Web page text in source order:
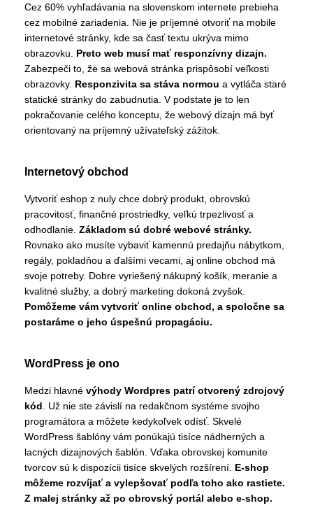
Cez 60% vyhľadávania na slovenskom internete prebieha
cez mobilné zariadenia. Nie je príjemné otvoriť na mobile
internetové stránky, kde sa časť textu ukrýva mimo
obrazovku. Preto web musí mať responzívny dizajn.
Zabezpeči to, že sa webová stránka prispôsobí veľkosti
obrazovky. Responzivita sa stáva normou a vytláča staré
statické stránky do zabudnutia. V podstate je to len
pokračovanie celého konceptu, že webový dizajn má byť
orientovaný na príjemný užívateľský zážitok.
Internetový obchod
Vytvoriť eshop z nuly chce dobrý produkt, obrovskú
pracovitosť, finančné prostriedky, veľkú trpezlivosť a
odhodlanie. Základom sú dobré webové stránky.
Rovnako ako musíte vybaviť kamennú predajňu nábytkom,
regály, pokladňou a ďalšími vecami, aj online obchod má
svoje potreby. Dobre vyriešený nákupný košík, meranie a
kvalitné služby, a dobrý marketing dokoná zvyšok.
Pomôžeme vám vytvoriť online obchod, a spoločne sa
postaráme o jeho úspešnú propagáciu.
WordPress je ono
Medzi hlavné výhody Wordpres patrí otvorený zdrojový
kód . Už nie ste závislí na redakčnom systéme svojho
programátora a môžete kedykoľvek odísť. Skvelé
WordPress šablóny vám ponúkajú tisíce nádherných a
lacných dizajnových šablón. Vďaka obrovskej komunite
tvorcov sú k dispozícii tisíce skvelých rozšírení. E-shop
môžeme rozvíjať a vylepšovať podľa toho ako rastiete.
Z malej stránky až po obrovský portál alebo e-shop.